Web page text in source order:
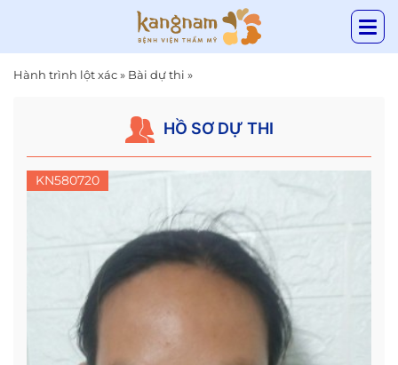
Hành trình lột xác» Bài dự thi »
HỒ SƠ DỰ THI
KN580720